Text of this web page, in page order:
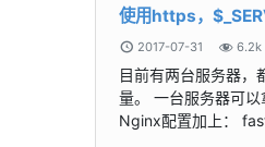
使用https，
2017-07-31 6.2k
目前有两台服务器，
量。 一台服务器可
Nginx配置加上：